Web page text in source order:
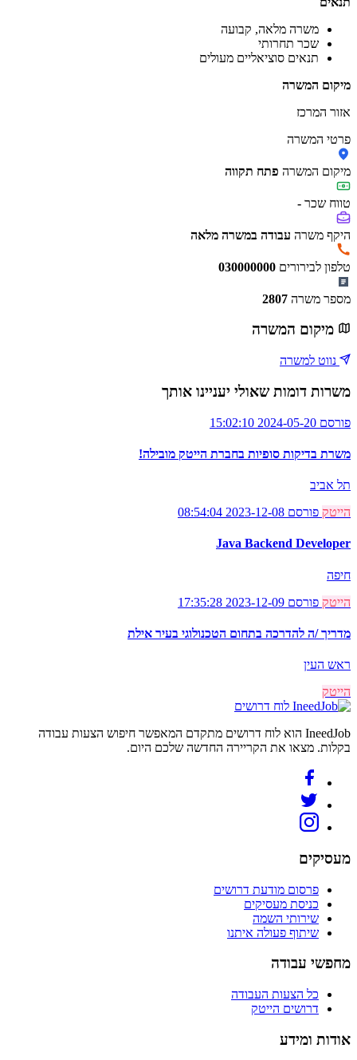
משרה מלאה, קבועה
שכר תחרותי
תנאים סוציאליים מעולים
מיקום המשרה
אזור המרכז
פרטי המשרה
מיקום המשרה פתח תקווה
טווח שכר -
היקף משרה עבודה במשרה מלאה
טלפון לבירורים 030000000
מספר משרה 2807
מיקום המשרה
נווט למשרה
משרות דומות שאולי יעניינו אותך
פורסם 2024-05-20 15:02:10
משרת בדיקות סופיות בחברת הייטק מובילה!
תל אביב
הייטק פורסם 2023-12-08 08:54:04
Java Backend Developer
חיפה
הייטק פורסם 2023-12-09 17:35:28
מדריך /ה להדרכה בתחום הטכנולוגי בעיר אילת
ראש העין
הייטק
לוח דרושים
IneedJob הוא לוח דרושים מתקדם המאפשר חיפוש הצעות עבודה
בקלות. מצאו את הקריירה החדשה שלכם היום.
מעסיקים
פרסום מודעת דרושים
כניסת מעסיקים
שירותי השמה
שיתוף פעולה איתנו
מחפשי עבודה
כל הצעות העבודה
דרושים הייטק
אודות ומידע